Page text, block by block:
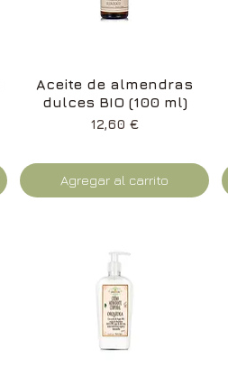
Vista rápida
Aceite de almendras
dulces BIO (100 ml)
Precio
12,60 €
Agregar al carrito